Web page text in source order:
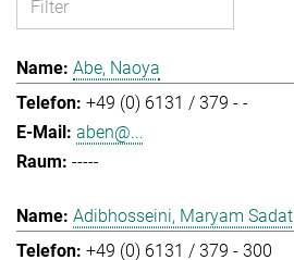
Abe, Naoya
+49 (0) 6131 / 379 - -
aben@...
-----
Adibhosseini, Maryam Sadat
+49 (0) 6131 / 379 - 300